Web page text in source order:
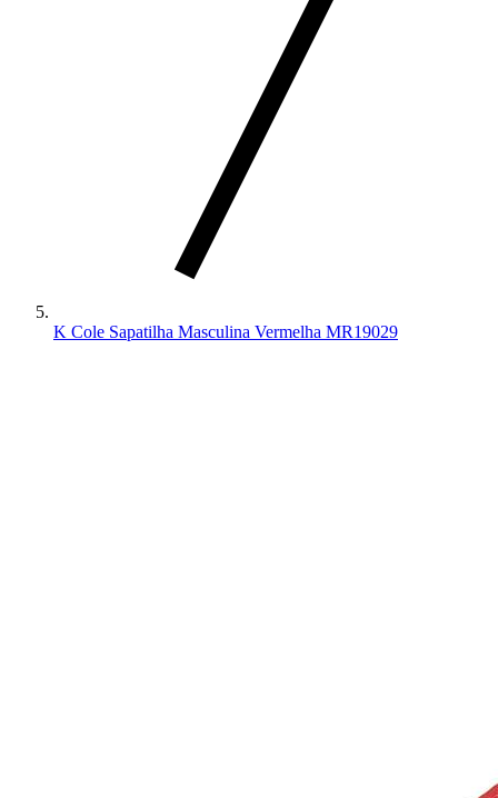
K Cole Sapatilha Masculina Vermelha MR19029